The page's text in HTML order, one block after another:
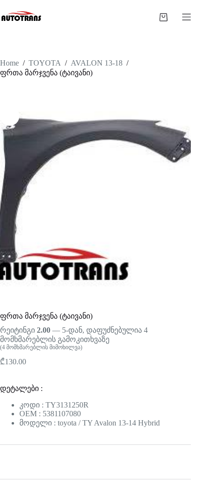
Home / TOYOTA / AVALON 13-18 /
ფრთა მარჯვენა (ტაივანი)
ფრთა მარჯვენა (ტაივანი)
რეიტინგი 2.00 — 5-დან, დაფუძნებულია 4
მომხმარებლის გამოკითხვაზე
(4 მომხმარებლის მიმოხილვა)
₾130.00
დეტალები :
კოდი : TY3131250R
OEM : 5381107080
მოდელი : toyota / TY Avalon 13-14 Hybrid